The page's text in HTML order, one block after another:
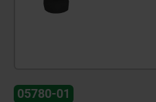
05780-01